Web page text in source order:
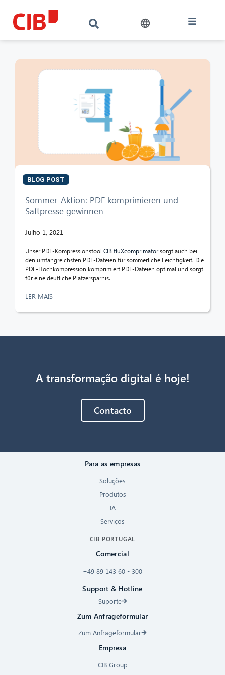
BLOG POST
Sommer-Aktion: PDF komprimieren und
Saftpresse gewinnen
Julho 1, 2021
Unser PDF-Kompressionstool CIB fluXcomprimatorsorgt auch bei
den umfangreichsten PDF-Dateien für sommerliche Leichtigkeit. Die
PDF-Hochkompression komprimiert PDF-Dateien optimal und sorgt
für eine deutliche Platzersparnis.
LER MAIS
A transformação digital é hoje!
Contacto
Para as empresas
Soluções
Produtos
IA
Serviços
CIB PORTUGAL
Comercial
+49 89 143 60 - 300
Support & Hotline
Suporte
Zum Anfrageformular
Zum Anfrageformular
Empresa
CIB Group